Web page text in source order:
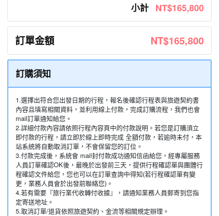
小計 NT$165,800
訂單金額 NT$165,800
訂購須知
1.選擇出符合您出發日期的行程，報名後確認行程表與旅遊契約書
內容且填寫相關資料，並利用線上付款，完成訂購流程，我們也會
mail訂單通知給您。
2.詳細付款內容請依照行程內容頁中的付款說明。若您是訂購須立
即付款的行程，請立即於線上即時完成 全額付款，若逾時未付，本
站系統將自動取消訂單，不會保留您的訂位。
3.付款完成後，系統會 mail封付款成功通知信函給您，經專屬服務
人員訂單確認OK後，最晚於出發前三天，提供行程確認單與團體行
程確認文件給您，您也可以在訂單查詢中得知(若行程確認單有變
更，業務人員會於出發前聯絡您)。
4.若有需要『旅行業代收轉付收據』，請通知業務人員郵寄到您指
定寄送地址。
5.取消訂單/退貨依照旅遊契約、金流等相關規定辦理。